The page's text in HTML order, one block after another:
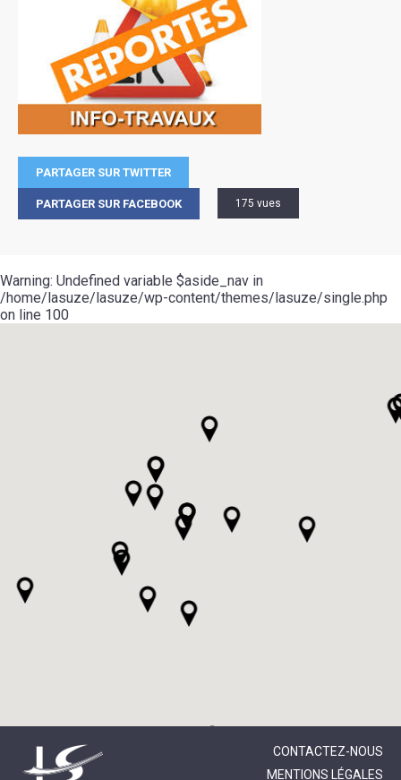
PARTAGER SUR TWITTER
PARTAGER SUR FACEBOOK 175 vues
Warning: Undefined variable $aside_nav in
/home/lasuze/lasuze/wp-content/themes/lasuze/single.php
on line 100
CONTACTEZ-NOUS
MENTIONS LÉGALES